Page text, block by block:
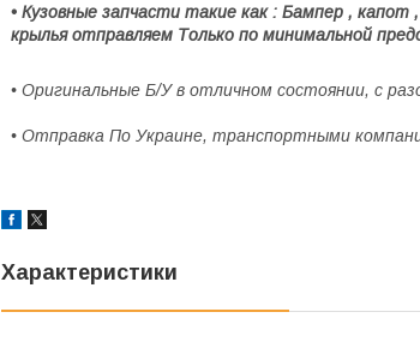
• Кузовные запчасти такие как : Бампер , капот
крылья отправляем Только по минимальной
• Оригинальные Б/У в отличном состоянии, с
• Отправка По Украине, транспортными
Характеристики